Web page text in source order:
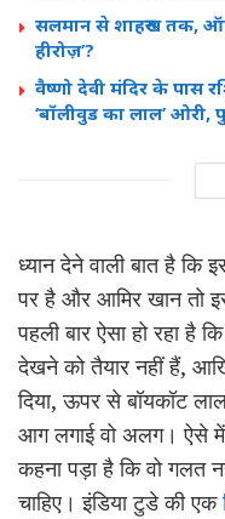
सलमान से शाहरुख तक,
हीरोज़’?
वैष्णो देवी मंदिर के पास
‘बॉलीवुड का लाल’
ध्यान देने वाली बात है कि
पर है और आमिर खान तो
पहली बार ऐसा हो रहा है
देखने को तैयार नहीं हैं,
दिया, ऊपर से बॉयकॉट
आग लगाई वो अलग। ऐसे में
कहना पड़ा है कि वो गलत
चाहिए। इंडिया टुडे की एक